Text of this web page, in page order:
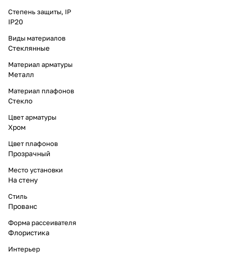
Степень защиты, IP
IP20
Виды материалов
Стеклянные
Материал арматуры
Металл
Материал плафонов
Стекло
Цвет арматуры
Хром
Цвет плафонов
Прозрачный
Место установки
На стену
Стиль
Прованс
Форма рассеивателя
Флористика
Интерьер